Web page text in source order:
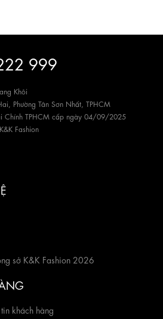
999
Khôi
Phường Tân Sơn Nhất, TPHCM
Chính TPHCM cấp ngày 04/09/2025
Fashion
sở K&K Fashion 2026
khách hàng